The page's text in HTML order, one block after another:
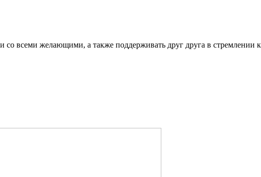
со всеми желающими, а также поддерживать друг друга в стремлении